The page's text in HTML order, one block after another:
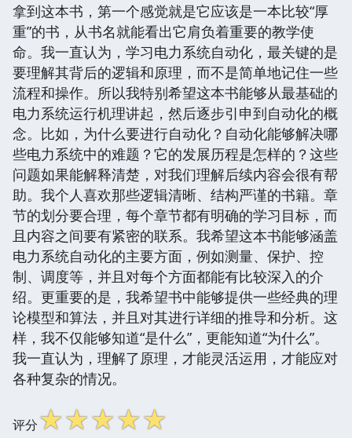
拿到这本书，第一个感觉就是它应该是一本比较“厚
重”的书，从书名就能看出它肩负着重要的教学使
命。我一直认为，学习电力系统自动化，最关键的是
要理解其背后的逻辑和原理，而不是简单地记住一些
流程和操作。所以我特别希望这本书能够从最基础的
电力系统运行机理讲起，然后逐步引申到自动化的概
念。比如，为什么要进行自动化？自动化能够解决哪
些电力系统中的难题？它的发展历程是怎样的？这些
问题如果能解释清楚，对我们理解后续内容会很有帮
助。我个人喜欢那些逻辑清晰、结构严谨的书籍。章
节的划分要合理，每个章节都有明确的学习目标，而
且内容之间要有紧密的联系。我希望这本书能够涵盖
电力系统自动化的主要方面，例如测量、保护、控
制、调度等，并且对每个方面都能有比较深入的介
绍。更重要的是，我希望书中能够提供一些经典的理
论模型和算法，并且对其进行详细的推导和分析。这
样，我不仅能够知道“是什么”，更能知道“为什么”。
我一直认为，理解了原理，才能灵活运用，才能应对
各种复杂的情况。
评分☆☆☆☆☆